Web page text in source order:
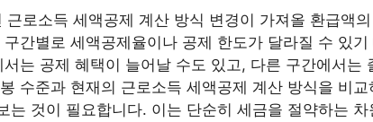
로소득 세액공제 계산 방식 변경이 가져올 환급액
간별로 세액공제율이나 공제 한도가 달라질 수 있기
는 공제 혜택이 늘어날 수도 있고, 다른 구간에서는
수준과 현재의 근로소득 세액공제 계산 방식을 비
는 것이 필요합니다. 이는 단순히 세금을 절약하는